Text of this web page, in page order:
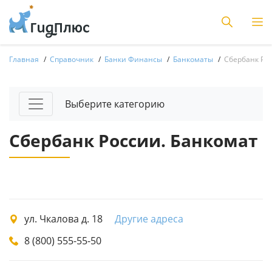
Главная Справочник Банки Финансы Банкоматы Сбербанк
Выберите категорию
Сбербанк России. Банкомат
ул. Чкалова д. 18
Другие адреса
8 (800) 555-55-50